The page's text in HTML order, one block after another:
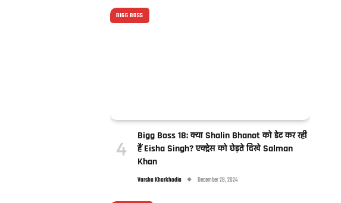
BIGG BOSS
Bigg Boss 18: क्या Shalin Bhanot को डेट कर रही
हैं Eisha Singh? एक्ट्रेस को छेड़ते दिखे Salman
Khan
Varsha Kharkhodia December 28, 2024